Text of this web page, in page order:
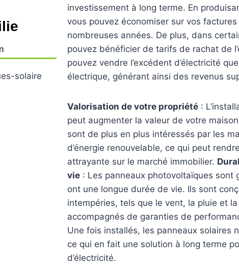
investissement à long terme. En
vous pouvez économiser sur vos
nombreuses années. De plus, dans
pouvez bénéficier de tarifs de rachat de
pouvez vendre l’excédent d’électricité
électrique, générant ainsi des revenus
Valorisation de votre propriété :
peut augmenter la valeur de votre
sont de plus en plus intéressés par les
d’énergie renouvelable, ce qui peut
attrayante sur le marché immobilier.
vie : Les panneaux photovoltaïques sont
ont une longue durée de vie. Ils sont
intempéries, tels que le vent, la pluie et
accompagnés de garanties de
Une fois installés, les panneaux solaires
ce qui en fait une solution à long terme
d’électricité.